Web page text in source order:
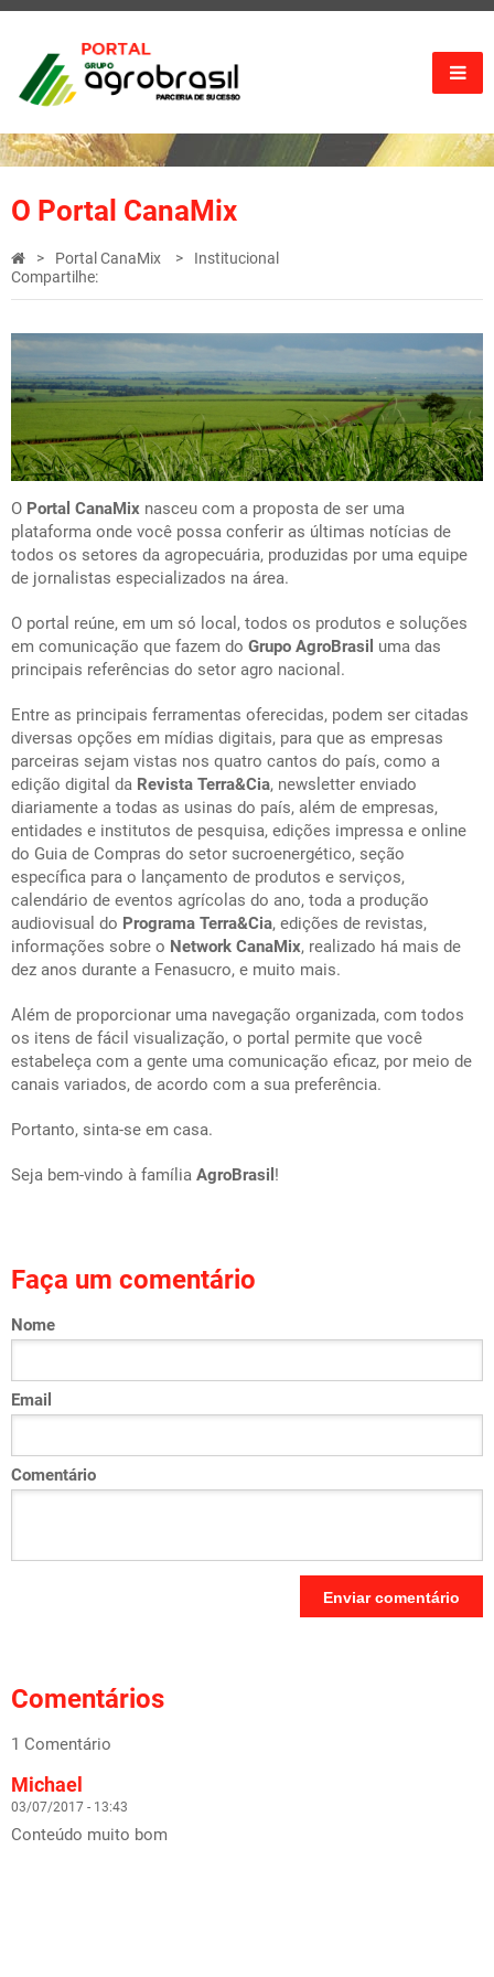
O Portal CanaMix
Portal CanaMix
Institucional
Compartilhe:
O Portal CanaMix nasceu com a proposta de ser uma
plataforma onde você possa conferir as últimas notícias de
todos os setores da agropecuária, produzidas por uma equipe
de jornalistas especializados na área.
O portal reúne, em um só local, todos os produtos e soluções
em comunicação que fazem do Grupo AgroBrasil uma das
principais referências do setor agro nacional.
Entre as principais ferramentas oferecidas, podem ser citadas
diversas opções em mídias digitais, para que as empresas
parceiras sejam vistas nos quatro cantos do país, como a
edição digital da Revista Terra&Cia, newsletter enviado
diariamente a todas as usinas do país, além de empresas,
entidades e institutos de pesquisa, edições impressa e online
do Guia de Compras do setor sucroenergético, seção
específica para o lançamento de produtos e serviços,
calendário de eventos agrícolas do ano, toda a produção
audiovisual do Programa Terra&Cia, edições de revistas,
informações sobre o Network CanaMix, realizado há mais de
dez anos durante a Fenasucro, e muito mais.
Além de proporcionar uma navegação organizada, com todos
os itens de fácil visualização, o portal permite que você
estabeleça com a gente uma comunicação eficaz, por meio de
canais variados, de acordo com a sua preferência.
Portanto, sinta-se em casa.
Seja bem-vindo à família AgroBrasil !
Faça um comentário
Nome
Email
Comentário
Comentários
1 Comentário
Michael
03/07/2017 - 13:43
Conteúdo muito bom